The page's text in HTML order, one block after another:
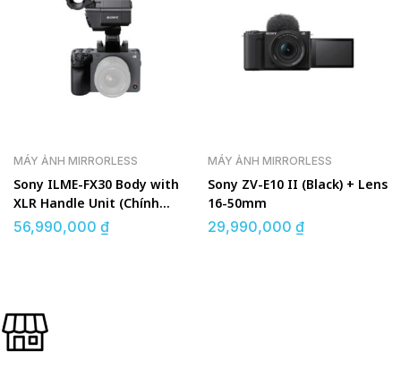
MÁY ẢNH MIRRORLESS
Sony ILME-FX30 Body with
XLR Handle Unit (Chính
hãng)
56,990,000 ₫
MÁY ẢNH MIRRORLESS
Sony ZV-E10 II (Black) + Lens
16-50mm
29,990,000 ₫